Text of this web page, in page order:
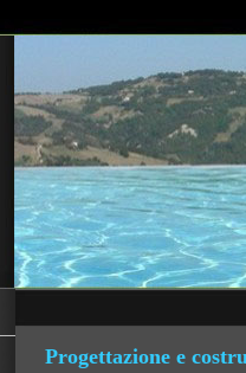
Progettazione e